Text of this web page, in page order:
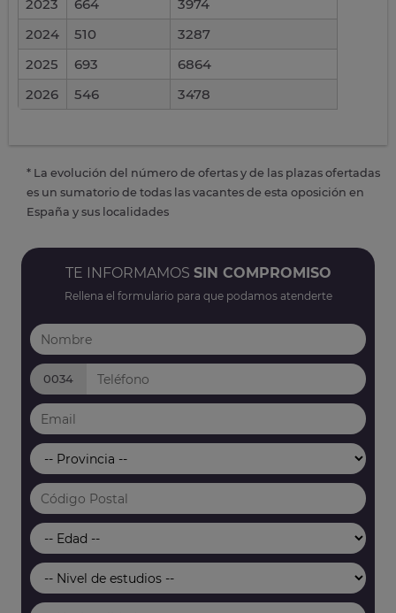
2023 664
3974
2024
510
3287
2025
693
6864
2026
546 3478
* La evolución del número de ofertas y de las plazas ofertadas
es un sumatorio de todas las vacantes de esta oposición en
España y sus localidades
TE INFORMAMOS SIN COMPROMISO
Rellena el formulario para que podamos atenderte
0034